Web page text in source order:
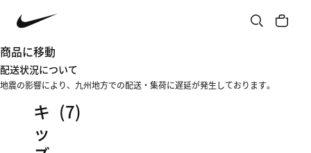
商品に移動
配送状況について
地震の影響により、九州地方での配送・集荷に遅延が発生しております。
キ
ッ
(7)